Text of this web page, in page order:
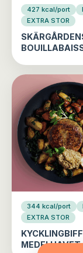
427 kcal/port
EXTRA STOR
344 kcal/port
EXTRA STOR
KYCKLINGBIFF
MEDELHAVET